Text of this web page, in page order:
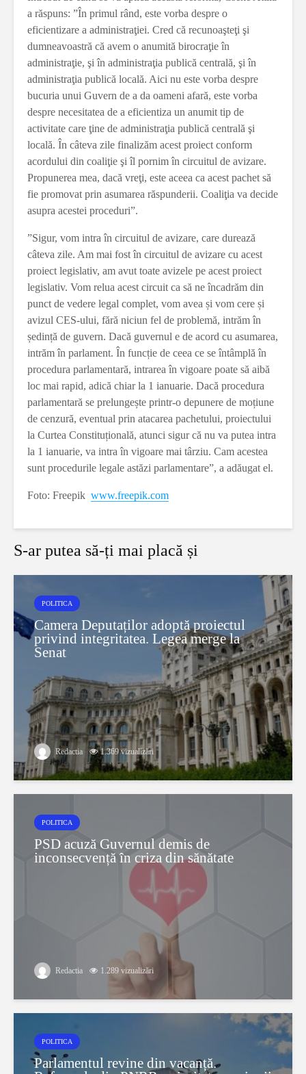
a răspuns: ”În primul rând, este vorba despre o
eficientizare a administraţiei. Cred că recunoaşteţi şi
dumneavoastră că avem o anumită birocraţie în
administraţie, şi în administraţia publică centrală, şi în
administraţia publică locală. Aici nu este vorba despre
bucuria unui Guvern de a da oameni afară, este vorba
despre necesitatea de a eficientiza un anumit tip de
activitate care ţine de administraţia publică centrală şi
locală. În câteva zile finalizăm acest proiect conform
acordului din coaliţie şi îl pornim în circuitul de avizare.
Propunerea mea, dacă vreţi, este aceea ca acest pachet să
fie promovat prin asumarea răspunderii. Coaliţia va decide
asupra acestei proceduri”.
”Sigur, vom intra în circuitul de avizare, care durează
câteva zile. Am mai fost în circuitul de avizare cu acest
proiect legislativ, am avut toate avizele pe acest proiect
legislativ. Vom relua acest circuit ca să ne încadrăm din
punct de vedere legal complet, vom avea și vom cere și
avizul CES-ului, fără niciun fel de problemă, intrăm în
ședință de guvern. Dacă guvernul e de acord cu asumarea,
intrăm în parlament. În funcție de ceea ce se întâmplă în
procedura parlamentară, intrarea în vigoare poate să aibă
loc mai rapid, adică chiar la 1 ianuarie. Dacă procedura
parlamentară se prelungește printr-o depunere de moțiune
de cenzură, eventual prin atacarea pachetului, proiectului
la Curtea Constituțională, atunci sigur că nu va putea intra
la 1 ianuarie, va intra în vigoare mai târziu. Cam acestea
sunt procedurile legale astăzi parlamentare”, a adăugat el.
Foto: Freepik www.freepik.com
S-ar putea să-ți mai placă și
POLITICA
Camera Deputaților adoptă proiectul
privind integritatea. Legea merge la
Senat
Redactia 1.369 vizualizări
POLITICA
PSD acuză Guvernul demis de
inconsecvență în criza din sănătate
Redactia 1.289 vizualizări
POLITICA
Parlamentul revine din vacanță.